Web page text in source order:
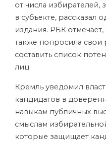
от числа избирателей,
в субъекте, рассказал
издания. РБК
также попросила свои
составить список
лиц.
Кремль уведомил
кандидатов в
навыкам публичных
смыслам
которые защищает